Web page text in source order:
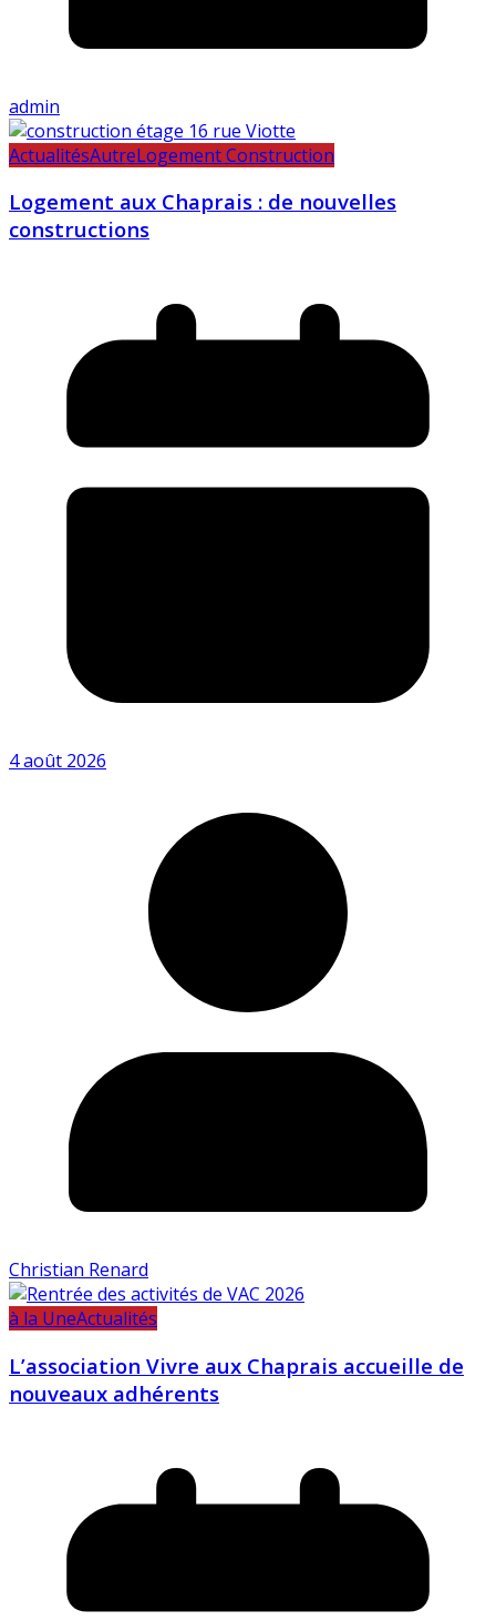
admin
ActualitésAutreLogement Construction
Logement aux Chaprais : de nouvelles
constructions
4 août 2026
Christian Renard
à la UneActualités
L’association Vivre aux Chaprais accueille de
nouveaux adhérents